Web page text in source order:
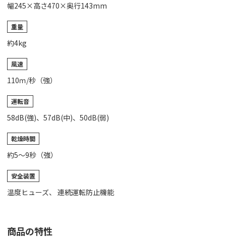
幅245×高さ470×奥行143mm
重量
約4kg
風速
110ｍ/秒（強）
運転音
58dB(強)、57dB(中)、50dB(弱)
乾燥時間
約5～9秒（強）
安全装置
温度ヒューズ、 連続運転防止機能
商品の特性